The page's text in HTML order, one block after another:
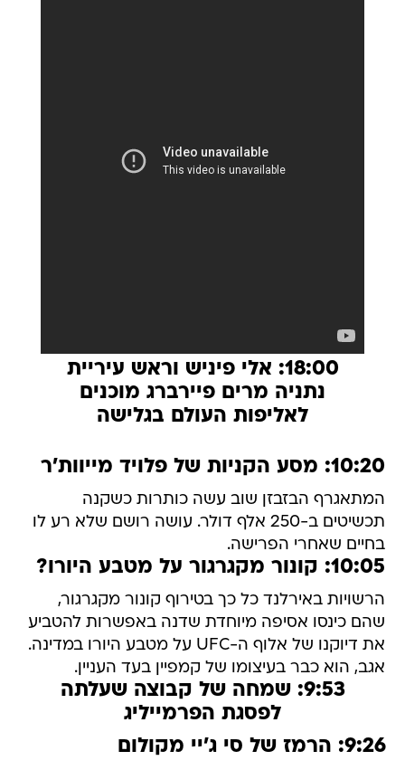
18:00: אלי פיניש וראש עיריית
נתניה מרים פיירברג מוכנים
לאליפות העולם בגלישה
10:20: מסע הקניות של פלויד מייוות'ר
המתאגרף הבזבזן שוב עשה כותרות כשקנה
תכשיטים ב-250 אלף דולר. עושה רושם שלא רע לו
בחיים שאחרי הפרישה.
10:05: קונור מקגרגור על מטבע היורו?
הרשויות באירלנד כל כך בטירוף קונור מקגרגור,
שהם כינסו אסיפה מיוחדת שדנה באפשרות להטביע
את דיוקנו של אלוף ה-UFC על מטבע היורו במדינה.
אגב, הוא כבר בעיצומו של קמפיין בעד העניין.
9:53: שמחה של קבוצה שעלתה
לפסגת הפרמייליג
9:26: הרמז של סי ג'יי מקולום